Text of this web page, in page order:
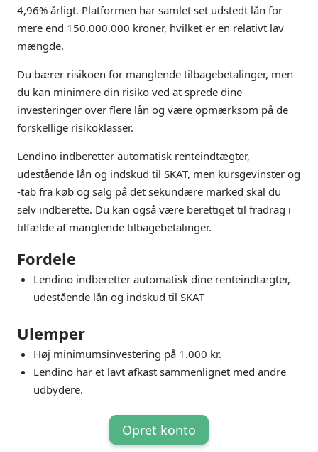
4,96% årligt. Platformen har samlet set udstedt lån for
mere end 150.000.000 kroner, hvilket er en relativt lav
mængde.
Du bærer risikoen for manglende tilbagebetalinger, men
du kan minimere din risiko ved at sprede dine
investeringer over flere lån og være opmærksom på de
forskellige risikoklasser.
Lendino indberetter automatisk renteindtægter,
udestående lån og indskud til SKAT, men kursgevinster og
-tab fra køb og salg på det sekundære marked skal du
selv indberette. Du kan også være berettiget til fradrag i
tilfælde af manglende tilbagebetalinger.
Fordele
Lendino indberetter automatisk dine renteindtægter,
udestående lån og indskud til SKAT
Ulemper
Høj minimumsinvestering på 1.000 kr.
Lendino har et lavt afkast sammenlignet med andre
udbydere.
Opret konto